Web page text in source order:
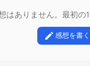
はありません。最初の
感想を書く